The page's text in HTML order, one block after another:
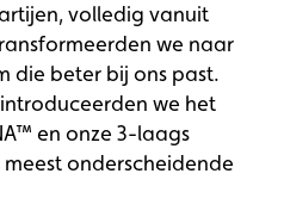
volledig vanuit
we naar
die beter bij ons past.
we het
en onze 3-laags
onderscheidende